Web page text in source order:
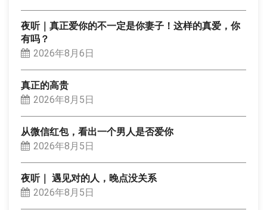
夜听｜真正爱你的不一定是你妻子！这样的真爱，你
有吗？
2026年8月6日
真正的高贵
2026年8月5日
从微信红包，看出一个男人是否爱你
2026年8月5日
夜听｜ 遇见对的人，晚点没关系
2026年8月5日